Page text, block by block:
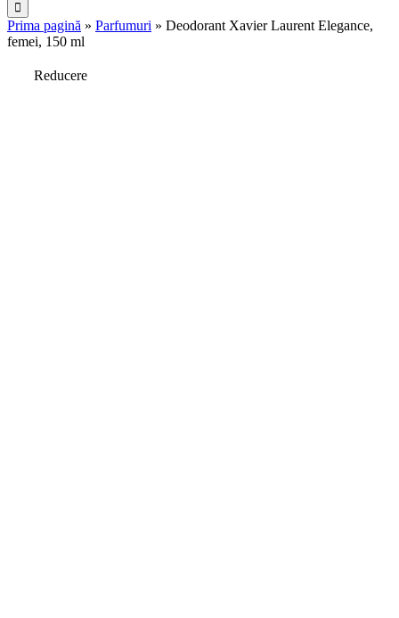
Prima pagină » Parfumuri » Deodorant Xavier Laurent Elegance,
femei, 150 ml
Reducere